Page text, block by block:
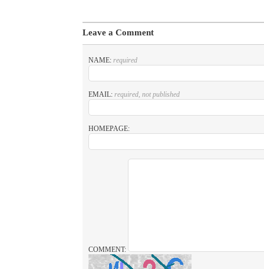
Leave a Comment
NAME: required
EMAIL: required, not published
HOMEPAGE:
COMMENT: